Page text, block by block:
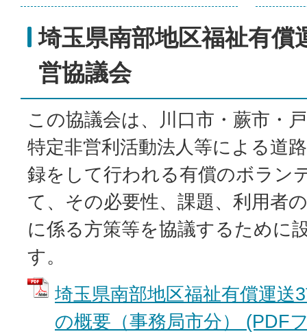
埼玉県南部地区福祉有償
営協議会
この協議会は、川口市・蕨市・
特定非営利活動法人等による道
録をして行われる有償のボラン
て、その必要性、課題、利用者
に係る方策等を協議するために
す。
埼玉県南部地区福祉有償運送
の概要（事務局市分） (PDF